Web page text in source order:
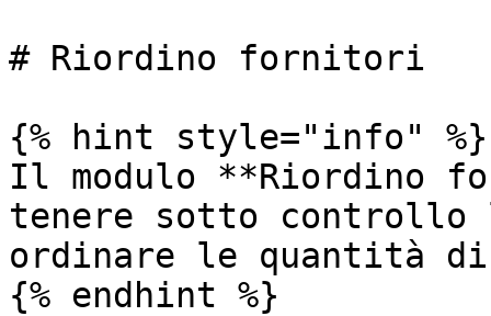
# Riordino fornitori
{% hint style="info" %}
Il modulo **Riordino
tenere sotto controllo
ordinare le quantità
{% endhint %}